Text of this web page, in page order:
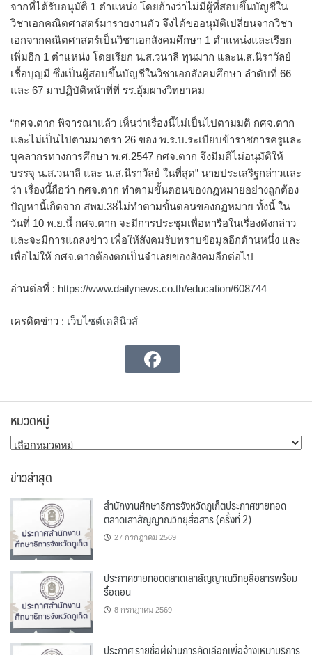
จากที่ได้รับอนุมัติ 1 ตำแหน่ง โดยอ้างว่าไม่มีผู้ที่สอบขึ้นบัญชีใน
วิชาเอกคณิตศาสตร์มารายงานตัว จึงได้ขออนุมัติเปลี่ยนจากวิชา
เอกจากคณิตศาสตร์เป็นวิชาเอกสังคมศึกษา 1 ตำแหน่งและเรียก
เพิ่มอีก 1 ตำแหน่ง โดยเรียก น.ส.วนาลี ทุนมาก และน.ส.นิราวัลย์
เชื้อบุญมี ซึ่งเป็นผู้สอบขึ้นบัญชีในวิชาเอกสังคมศึกษา ลำดับที่ 66
และ 67 มาปฏิบัติหน้าที่ที่ รร.อุ้มผางวิทยาคม
“กศจ.ตาก พิจารณาแล้ว เห็นว่าเรื่องนี้ไม่เป็นไปตามมติ กศจ.ตาก
และไม่เป็นไปตามมาตรา 26 ของ พ.ร.บ.ระเบียบข้าราชการครูและ
บุคลากรทางการศึกษา พ.ศ.2547 กศจ.ตาก จึงมีมติไม่อนุมัติให้
บรรจุ น.ส.วนาลี และ น.ส.นิราวัลย์ ในที่สุด” นายประเสริฐกล่าวและ
ว่า เรื่องนี้ถือว่า กศจ.ตาก ทำตามขั้นตอนของกฏหมายอย่างถูกต้อง
ปัญหานี้เกิดจาก สพม.38ไม่ทำตามขั้นตอนของกฏหมาย ทั้งนี้ ใน
วันที่ 10 พ.ย.นี้ กศจ.ตาก จะมีการประชุมเพื่อหารือในเรื่องดังกล่าว
และจะมีการแถลงข่าว เพื่อให้สังคมรับทราบข้อมูลอีกด้านหนึ่ง และ
เพื่อไม่ให้ กศจ.ตากต้องตกเป็นจำเลยของสังคมอีกต่อไป
อ่านต่อที่ : https://www.dailynews.co.th/education/608744
เครดิตข่าว : เว็บไซต์เดลินิวส์
หมวดหมู่
หมวด
ข่าวล่าสุด
สำนักงานศึกษาธิการจังหวัดภูเก็ตประกาศขายทอด
ตลาดเสาสัญญาณวิทยุสื่อสาร (ครั้งที่ 2)
27 กรกฎาคม 2569
ประกาศขายทอดตลาดเสาสัญญาณวิทยุสื่อสารพร้อม
รื้อถอน
8 กรกฎาคม 2569
ประกาศ รายชื่อผู้ผ่านการคัดเลือกเพื่อจ้างเหมาบริการ